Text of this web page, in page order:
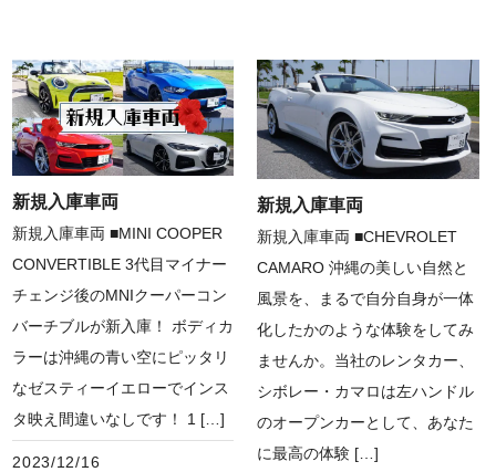
新規入庫車両
新規入庫車両 ■MINI COOPER
CONVERTIBLE 3代目マイナー
チェンジ後のMNIクーパーコン
バーチブルが新入庫！ ボディカ
ラーは沖縄の青い空にピッタリ
なゼスティーイエローでインス
タ映え間違いなしです！ 1 […]
2023/12/16
新規入庫車両
新規入庫車両 ■CHEVROLET
CAMARO 沖縄の美しい自然と
風景を、まるで自分自身が一体
化したかのような体験をしてみ
ませんか。当社のレンタカー、
シボレー・カマロは左ハンドル
のオープンカーとして、あなた
に最高の体験 […]